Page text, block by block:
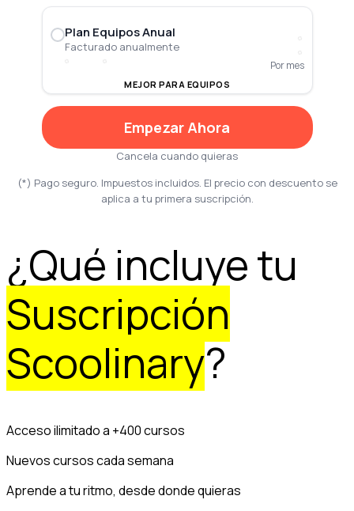
Plan Equipos Anual
Facturado anualmente
Por mes
MEJOR PARA EQUIPOS
Empezar Ahora
Cancela cuando quieras
(*) Pago seguro. Impuestos incluidos. El precio con descuento se
aplica a tu primera suscripción.
¿Qué incluye tu
Suscripción
Scoolinary?
Acceso ilimitado a +400 cursos
Nuevos cursos cada semana
Aprende a tu ritmo, desde donde quieras